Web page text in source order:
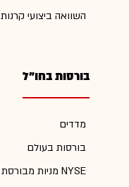
השוואה ביצועי קרנות
בורסות בחו"ל
מדדים
בורסות בעולם
מניות מבורסת NYSE